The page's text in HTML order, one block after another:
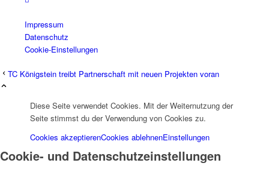
Impressum
Datenschutz
Cookie-Einstellungen
TC Königstein treibt Partnerschaft mit neuen Projekten voran
Diese Seite verwendet Cookies. Mit der Weiternutzung der
Seite stimmst du der Verwendung von Cookies zu.
Cookies akzeptierenCookies ablehnenEinstellungen
Cookie- und Datenschutzeinstellungen